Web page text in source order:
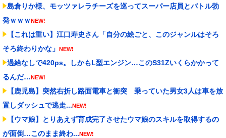
島倉りか様、モッツァレラチーズを巡ってスーパー店員とバトル勃
発ｗｗｗNEW!
【これは重い】江口寿史さん「自分の絵ごと、このジャンルはそろ
そろ終わりかな」 NEW!
過給なしで420ps。しかもL型エンジン…このS31Zいくらかかって
るんだ…NEW!
【鹿児島】突然右折し路面電車と衝突 乗っていた男女3人は車を放
置しダッシュで逃走...NEW!
【ウマ娘】とりあえず育成完了させたウマ娘のスキルを取得するの
が面倒…このまま終わ...NEW!